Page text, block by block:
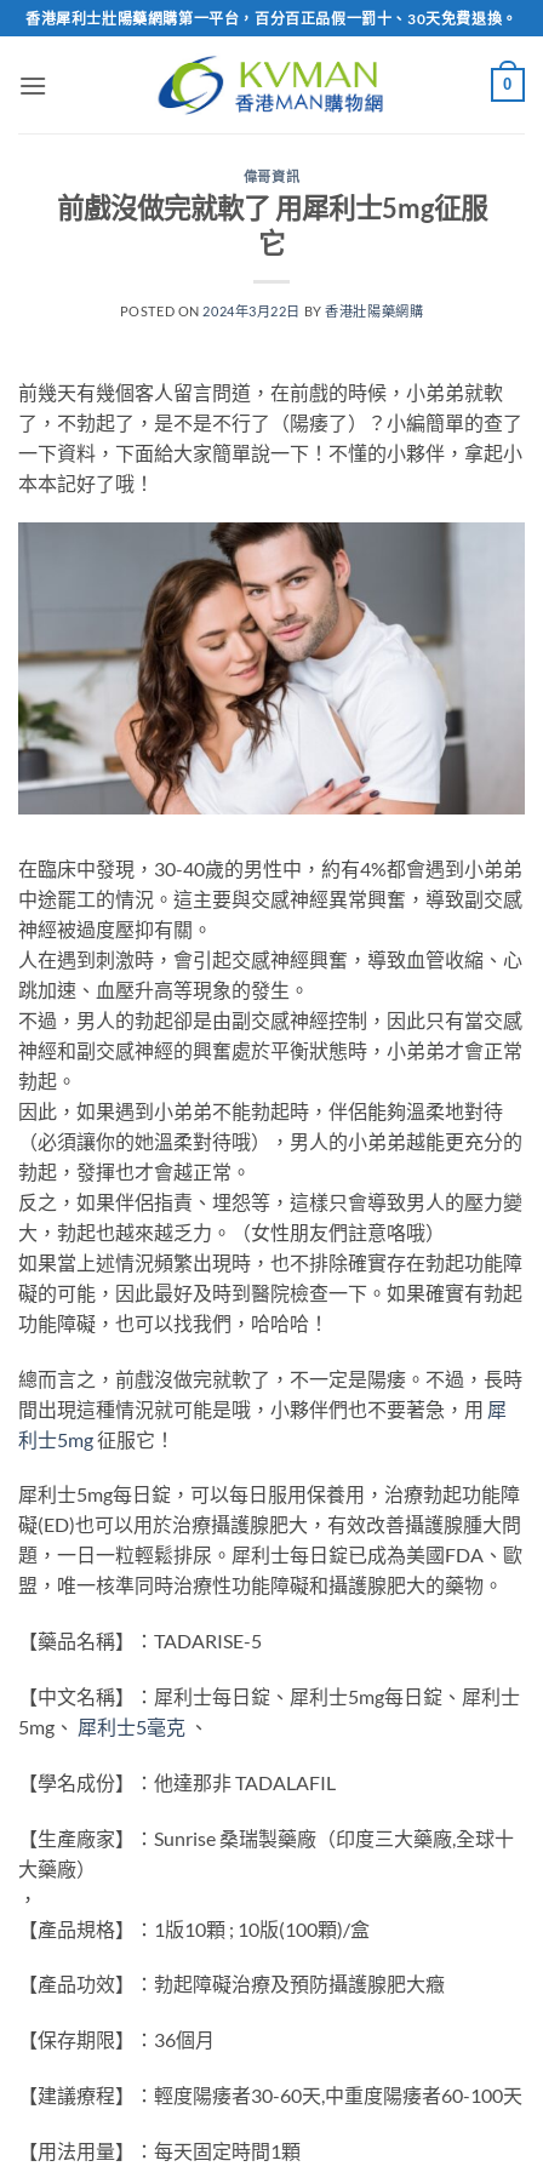
Skip
to
content
香港犀利士壯陽藥網購第一平台，百分百正品假一罰十、30天免費退換。
0
偉哥資訊
前戲沒做完就軟了 用犀利士5mg征服
它
POSTED ON 2024年3月22日 BY香港壯陽藥網購
前幾天有幾個客人留言問道，在前戲的時候，小弟弟就軟
了，不勃起了，是不是不行了（陽痿了）？小編簡單的查了
一下資料，下面給大家簡單說一下！不懂的小夥伴，拿起小
本本記好了哦！
在臨床中發現，30-40歲的男性中，約有4%都會遇到小弟弟
中途罷工的情況。這主要與交感神經異常興奮，導致副交感
神經被過度壓抑有關。
人在遇到刺激時，會引起交感神經興奮，導致血管收縮、心
跳加速、血壓升高等現象的發生。
不過，男人的勃起卻是由副交感神經控制，因此只有當交感
神經和副交感神經的興奮處於平衡狀態時，小弟弟才會正常
勃起。
因此，如果遇到小弟弟不能勃起時，伴侶能夠溫柔地對待
（必須讓你的她溫柔對待哦），男人的小弟弟越能更充分的
勃起，發揮也才會越正常。
反之，如果伴侶指責、埋怨等，這樣只會導致男人的壓力變
大，勃起也越來越乏力。（女性朋友們註意咯哦）
如果當上述情況頻繁出現時，也不排除確實存在勃起功能障
礙的可能，因此最好及時到醫院檢查一下。如果確實有勃起
功能障礙，也可以找我們，哈哈哈！
總而言之，前戲沒做完就軟了，不一定是陽痿。不過，長時
間出現這種情況就可能是哦，小夥伴們也不要著急，用 犀
利士5mg征服它！
犀利士5mg每日錠，可以每日服用保養用，治療勃起功能障
礙(ED)也可以用於治療攝護腺肥大，有效改善攝護腺腫大問
題，一日一粒輕鬆排尿。犀利士每日錠已成為美國FDA、歐
盟，唯一核準同時治療性功能障礙和攝護腺肥大的藥物。
【藥品名稱】：TADARISE-5
【中文名稱】：犀利士每日錠、犀利士5mg每日錠、犀利士
5mg、 犀利士5毫克 、
【學名成份】：他達那非 TADALAFIL
【生產廠家】：Sunrise 桑瑞製藥廠（印度三大藥廠,全球十
大藥廠）
，
【產品規格】：1版10顆 ; 10版(100顆)/盒
【產品功效】：勃起障礙治療及預防攝護腺肥大癥
【保存期限】：36個月
【建議療程】：輕度陽痿者30-60天,中重度陽痿者60-100天
【用法用量】：每天固定時間1顆